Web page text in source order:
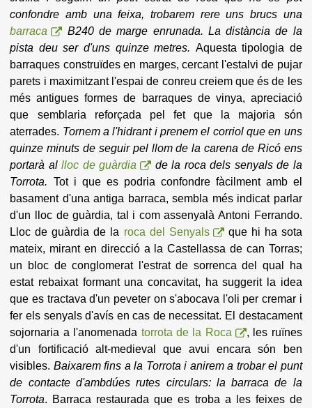
confondre amb una feixa, trobarem rere uns brucs una
barraca
B240 de marge enrunada. La distància de la
pista deu ser d'uns quinze metres. Aquesta tipologia de
barraques construïdes en marges, cercant l'estalvi de pujar
parets i maximitzant l'espai de conreu creiem que és de les
més antigues formes de barraques de vinya, apreciació
que semblaria reforçada pel fet que la majoria són
aterrades. Tornem a l'hidrant i prenem el corriol que en uns
quinze minuts de seguir pel llom de la carena de Ricó ens
portarà allloc de guàrdia
de la roca dels senyals de la
Torrota. Tot i que es podria confondre fàcilment amb el
basament d'una antiga barraca, sembla més indicat parlar
d'un lloc de guàrdia, tal i com assenyalà Antoni Ferrando.
Lloc de guàrdia de la roca del Senyals
que hi ha sota
mateix, mirant en direcció a la Castellassa de can Torras;
un bloc de conglomerat l'estrat de sorrenca del qual ha
estat rebaixat formant una concavitat, ha suggerit la idea
que es tractava d'un peveter on s'abocava l'oli per cremar i
fer els senyals d'avís en cas de necessitat. El destacament
sojornaria a l'anomenada torrota de la Roca
, les ruïnes
d'un fortificació alt-medieval que avui encara són ben
visibles. Baixarem fins a la Torrota i anirem a trobar el punt
de contacte d'ambdúes rutes circulars: la barraca de la
Torrota. Barraca restaurada que es troba a les feixes de